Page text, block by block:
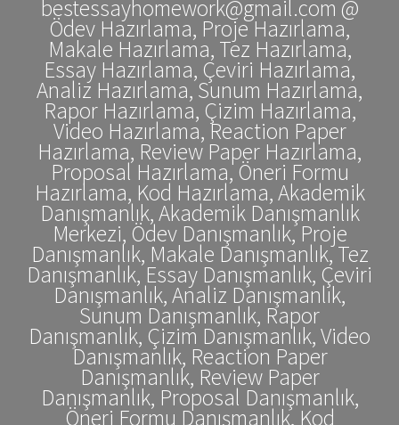
bestessayhomework@gmail.com @
Ödev Hazırlama, Proje Hazırlama,
Makale Hazırlama, Tez Hazırlama,
Essay Hazırlama, Çeviri Hazırlama,
Analiz Hazırlama, Sunum Hazırlama,
Rapor Hazırlama, Çizim Hazırlama,
Video Hazırlama, Reaction Paper
Hazırlama, Review Paper Hazırlama,
Proposal Hazırlama, Öneri Formu
Hazırlama, Kod Hazırlama, Akademik
Danışmanlık, Akademik Danışmanlık
Merkezi, Ödev Danışmanlık, Proje
Danışmanlık, Makale Danışmanlık, Tez
Danışmanlık, Essay Danışmanlık, Çeviri
Danışmanlık, Analiz Danışmanlık,
Sunum Danışmanlık, Rapor
Danışmanlık, Çizim Danışmanlık, Video
Danışmanlık, Reaction Paper
Danışmanlık, Review Paper
Danışmanlık, Proposal Danışmanlık,
Öneri Formu Danışmanlık, Kod